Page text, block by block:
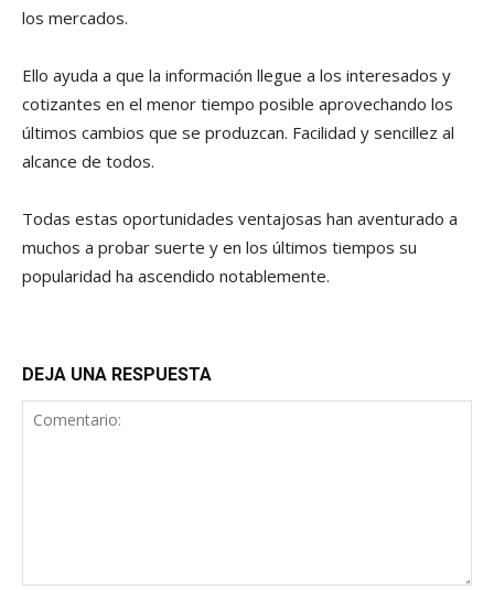
los mercados.
Ello ayuda a que la información llegue a los interesados y
cotizantes en el menor tiempo posible aprovechando los
últimos cambios que se produzcan. Facilidad y sencillez al
alcance de todos.
Todas estas oportunidades ventajosas han aventurado a
muchos a probar suerte y en los últimos tiempos su
popularidad ha ascendido notablemente.
DEJA UNA RESPUESTA